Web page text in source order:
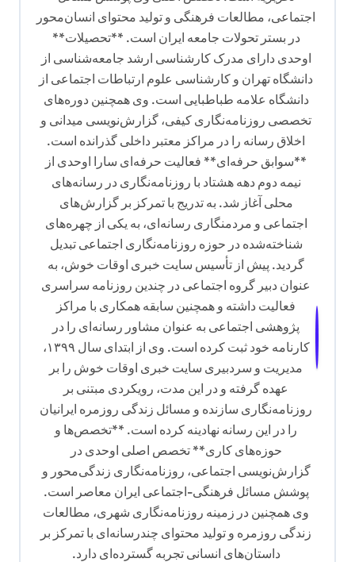
اجتماعی، مطالعات فرهنگی و تولید محتوای انسان‌محور
در بستر تحولات جامعه ایران است. **تحصیلات**
اوحدی دارای مدرک کارشناسی ارشد جامعه‌شناسی از
دانشگاه تهران و کارشناسی علوم ارتباطات اجتماعی از
دانشگاه علامه طباطبایی است. وی همچنین دوره‌های
تخصصی روزنامه‌نگاری کیفی، گزارش‌نویسی میدانی و
اخلاق رسانه را در مراکز معتبر داخلی گذرانده است.
**سوابق حرفه‌ای** فعالیت حرفه‌ای سارا اوحدی از
نیمه دوم دهه هشتاد با روزنامه‌نگاری در رسانه‌های
محلی آغاز شد. به تدریج با تمرکز بر گزارش‌های
اجتماعی و مردمنگاری رسانه‌ای، به یکی از چهره‌های
شناخته‌شده در حوزه روزنامه‌نگاری اجتماعی تبدیل
گردید. پیش از تأسیس سایت خبری اوقات خوش، به
عنوان دبیر گروه اجتماعی در چندین روزنامه سراسری
فعالیت داشته و همچنین سابقه همکاری با مراکز
پژوهشی اجتماعی به عنوان مشاور رسانه‌ای را در
کارنامه خود ثبت کرده است. وی از ابتدای سال ۱۳۹۹،
مدیریت و سردبیری سایت خبری اوقات خوش را بر
عهده گرفته و در این مدت، رویکردی مبتنی بر
روزنامه‌نگاری سازنده و مسائل زندگی روزمره ایرانیان
را در این رسانه نهادینه کرده است. **تخصص‌ها و
حوزه‌های کاری** تخصص اصلی اوحدی در
گزارش‌نویسی اجتماعی، روزنامه‌نگاری زندگی‌محور و
پوشش مسائل فرهنگی-اجتماعی ایران معاصر است.
وی همچنین در زمینه روزنامه‌نگاری شهری، مطالعات
زندگی روزمره و تولید محتوای چندرسانه‌ای با تمرکز بر
داستان‌های انسانی تجربه گسترده‌ای دارد.